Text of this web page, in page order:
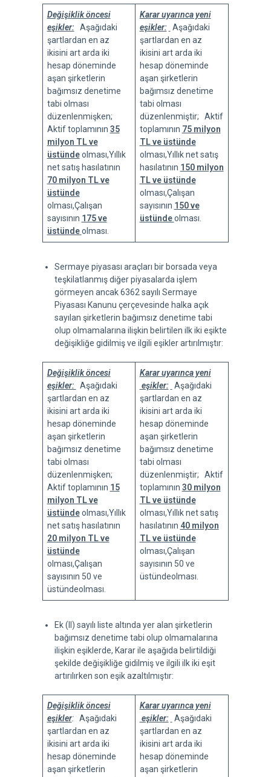
Değişiklik öncesi
eşikler: Aşağıdaki
şartlardan en az
ikisini art arda iki
hesap döneminde
aşan şirketlerin
bağımsız denetime
tabi olması
düzenlenmişken;
Aktif toplamının 35
milyon TL ve
üstündeolması,Yıllık
net satış hasılatının
70 milyon TL ve
üstünde
olması,Çalışan
sayısının 175 ve
üstündeolması.
Karar uyarınca yeni
eşikler: Aşağıdaki
şartlardan en az
ikisini art arda iki
hesap döneminde
aşan şirketlerin
bağımsız denetime
tabi olması
düzenlenmiştir; Aktif
toplamının 75 milyon
TL ve üstünde
olması,Yıllık net satış
hasılatının 150 milyon
TL ve üstünde
olması,Çalışan
sayısının 150 ve
üstündeolması.
Sermaye piyasası araçları bir borsada veya
teşkilatlanmış diğer piyasalarda işlem
görmeyen ancak 6362 sayılı Sermaye
Piyasası Kanunu çerçevesinde halka açık
sayılan şirketlerin bağımsız denetime tabi
olup olmamalarına ilişkin belirtilen ilk iki eşikte
değişikliğe gidilmiş ve ilgili eşikler artırılmıştır:
Değişiklik öncesi
eşikler: Aşağıdaki
şartlardan en az
ikisini art arda iki
hesap döneminde
aşan şirketlerin
bağımsız denetime
tabi olması
düzenlenmişken;
Aktif toplamının 15
milyon TL ve
üstündeolması,Yıllık
net satış hasılatının
20 milyon TL ve
üstünde
olması,Çalışan
sayısının 50 ve
üstündeolması.
Karar uyarınca yeni
eşikler: Aşağıdaki
şartlardan en az
ikisini art arda iki
hesap döneminde
aşan şirketlerin
bağımsız denetime
tabi olması
düzenlenmiştir; Aktif
toplamının 30 milyon
TL ve üstünde
olması,Yıllık net satış
hasılatının 40 milyon
TL ve üstünde
olması,Çalışan
sayısının 50 ve
üstündeolması.
Ek (II) sayılı liste altında yer alan şirketlerin
bağımsız denetime tabi olup olmamalarına
ilişkin eşiklerde, Karar ile aşağıda belirtildiği
şekilde değişikliğe gidilmiş ve ilgili ilk iki eşit
artırılırken son eşik azaltılmıştır:
Değişiklik öncesi
eşikler: Aşağıdaki
şartlardan en az
ikisini art arda iki
hesap döneminde
aşan şirketlerin
Karar uyarınca yeni
eşikler: Aşağıdaki
şartlardan en az
ikisini art arda iki
hesap döneminde
aşan şirketlerin